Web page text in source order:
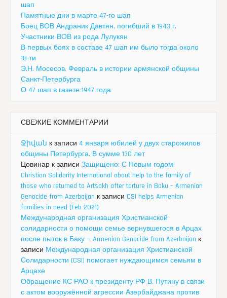
шап
Памятные дни в марте 47-го шап
Боец ВОВ Андраник Давтян, погибший в 1943 г.
Участники ВОВ из рода Лулукян
В первых боях в составе 47 шап им было тогда около
18-ти
Э.Н. Мосесов. Февраль в истории армянской общины
Санкт-Петербурга
О 47 шап в газете 1947 года
СВЕЖИЕ КОММЕНТАРИИ
Ջիվան к записи 4 января юбилей у двух старожилов
общины Петербурга. В сумме 130 лет
Цовинар к записи Защищено: С Новым годом!
Christian Solidarity International about help to the family of
those who returned to Artsakh after torture in Baku – Armenian
Genocide from Azerbaijan к записи CSI helps Armenian
families in need (Feb 2021)
Международная организация Христианской
солидарности о помощи семье вернувшегося в Арцах
после пыток в Баку — Armenian Genocide from Azerbaijan к
записи Международная организация Христианской
Солидарности (CSI) помогает нуждающимся семьям в
Арцахе
Обращение КС РАО к президенту РФ В. Путину в связи
с актом вооружённой агрессии Азербайджана против